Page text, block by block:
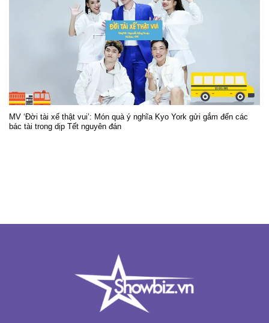
MV ‘Đời tài xế thật vui’: Món quà ý nghĩa Kyo York gửi gắm đến các
bác tài trong dịp Tết nguyên đán